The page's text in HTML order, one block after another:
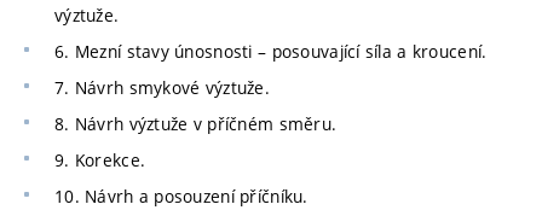
výztuže.
6. Mezní stavy únosnosti – posouvající síla a kroucení.
7. Návrh smykové výztuže.
8. Návrh výztuže v příčném směru.
9. Korekce.
10. Návrh a posouzení příčníku.